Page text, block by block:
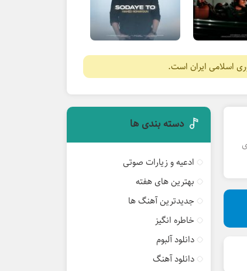
اسلامی ایران است.
دسته بندی ها
ادعیه و زیارات صوتی
بهترین های هفته
جدیدترین آهنگ ها
خاطره انگیز
دانلود آلبوم
دانلود آهنگ